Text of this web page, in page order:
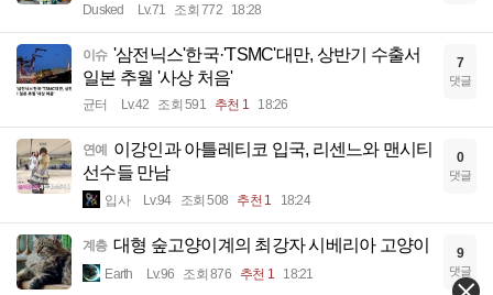
Dusked Lv.71 조회 772 18:28
이슈 '삼전닉스'한국·'TSMC'대만, 상반기 수출서
일본 추월 '사상 처음'
균터 Lv.42 조회 591 추천 1 18:26
7
댓글
연예 이강인과 아틀레티코 입국, 리센느와 맨시티
선수들 만남
입사 Lv.94 조회 508 추천 1 18:24
0
댓글
계층 대형 숲고양이계의 최강자 시베리아 고양이
Earth Lv.96 조회 876 추천 1 18:21
9
댓글